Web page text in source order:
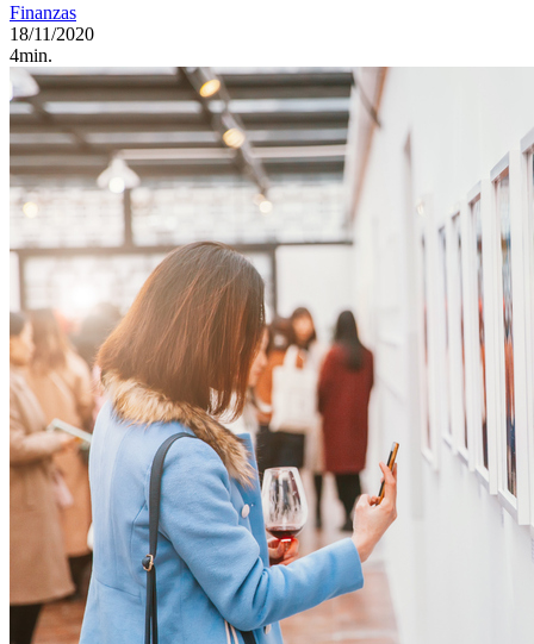
Finanzas
18/11/2020
4min.